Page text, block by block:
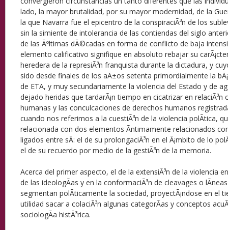
lado, la mayor brutalidad, por su mayor modernidad, de la
la que Navarra fue el epicentro de la conspiraciÃ³n de los
sin la simiente de intolerancia de las contiendas del siglo
de las Ãºltimas dÃ©cadas en forma de conflicto de baja
elemento calificativo signifique en absoluto rebajar su
heredera de la represiÃ³n franquista durante la dictadura, y
sido desde finales de los aÃ±os setenta primordialmente la
de ETA, y muy secundariamente la violencia del Estado y de
dejado heridas que tardarÃ¡n tiempo en cicatrizar en
humanas y las conculcaciones de derechos humanos
cuando nos referimos a la cuestiÃ³n de la violencia polÃ­tica,
relacionada con dos elementos Ã­ntimamente relacionados
ligados entre sÃ­: el de su prolongaciÃ³n en el Ã¡mbito de lo
el de su recuerdo por medio de la gestiÃ³n de la memoria.
Acerca del primer aspecto, el de la extensiÃ³n de la violencia
de las ideologÃ­as y en la conformaciÃ³n de cleavages o
segmentan polÃ­ticamente la sociedad, proyectÃ¡ndose en el
utilidad sacar a colaciÃ³n algunas categorÃ­as y conceptos
sociologÃ­a histÃ³rica.